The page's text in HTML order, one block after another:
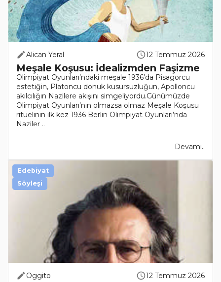
Alican Yeral 12 Temmuz 2026
Meşale Koşusu: İdealizmden Faşizme
Olimpiyat Oyunları’ndaki meşale 1936’da Pisagorcu
estetiğin, Platoncu donuk kusursuzluğun, Apolloncu
akılcılığın Nazilere akışını simgeliyordu.Günümüzde
Olimpiyat Oyunları’nın olmazsa olmaz Meşale Koşusu
ritüelinin ilk kez 1936 Berlin Olimpiyat Oyunları’nda
Naziler ..
Devamı..
Oggito 12 Temmuz 2026
Edebiyat
Söyleşi